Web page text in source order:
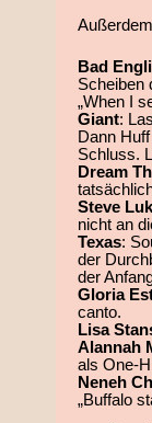
Bad
Scheiben
„When I
Giant:
Dann
Schluss.
Dream
Steve
nicht an
Texas:
der
der
Gloria
canto.
Lisa
Alannah
als One-
Neneh
„Buffalo